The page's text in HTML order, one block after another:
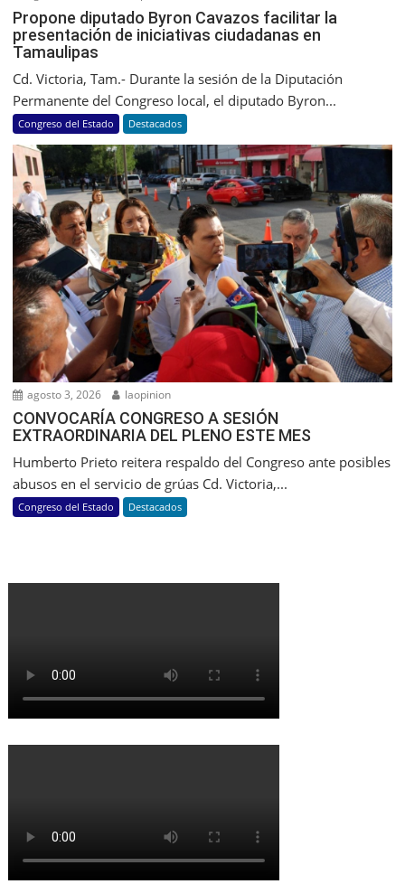
Propone diputado Byron Cavazos facilitar la
presentación de iniciativas ciudadanas en
Tamaulipas
Cd. Victoria, Tam.- Durante la sesión de la Diputación
Permanente del Congreso local, el diputado Byron...
Congreso del Estado Destacados
agosto 3, 2026 laopinion
CONVOCARÍA CONGRESO A SESIÓN
EXTRAORDINARIA DEL PLENO ESTE MES
Humberto Prieto reitera respaldo del Congreso ante posibles
abusos en el servicio de grúas Cd. Victoria,...
Congreso del Estado Destacados